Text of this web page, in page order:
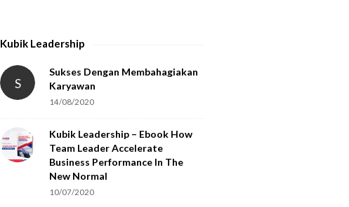
Kubik Leadership
S
Sukses Dengan Membahagiakan
Karyawan
14/08/2020
Kubik Leadership – Ebook How
Team Leader Accelerate
Business Performance In The
New Normal
10/07/2020